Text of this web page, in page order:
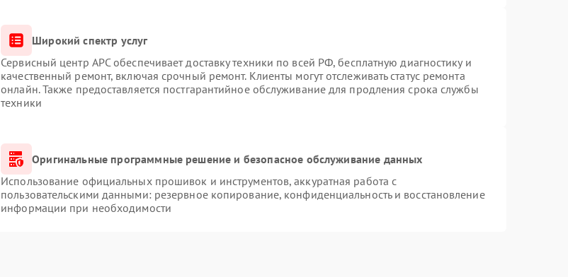
Широкий спектр услуг
Сервисный центр APC обеспечивает доставку техники по всей РФ, бесплатную диагностику и
качественный ремонт, включая срочный ремонт. Клиенты могут отслеживать статус ремонта
онлайн. Также предоставляется постгарантийное обслуживание для продления срока службы
техники
Оригинальные программные решение и безопасное обслуживание данных
Использование официальных прошивок и инструментов, аккуратная работа с
пользовательскими данными: резервное копирование, конфиденциальность и восстановление
информации при необходимости